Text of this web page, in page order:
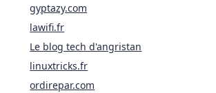
gyptazy.com
lawifi.fr
Le blog tech d'angristan
linuxtricks.fr
ordirepar.com